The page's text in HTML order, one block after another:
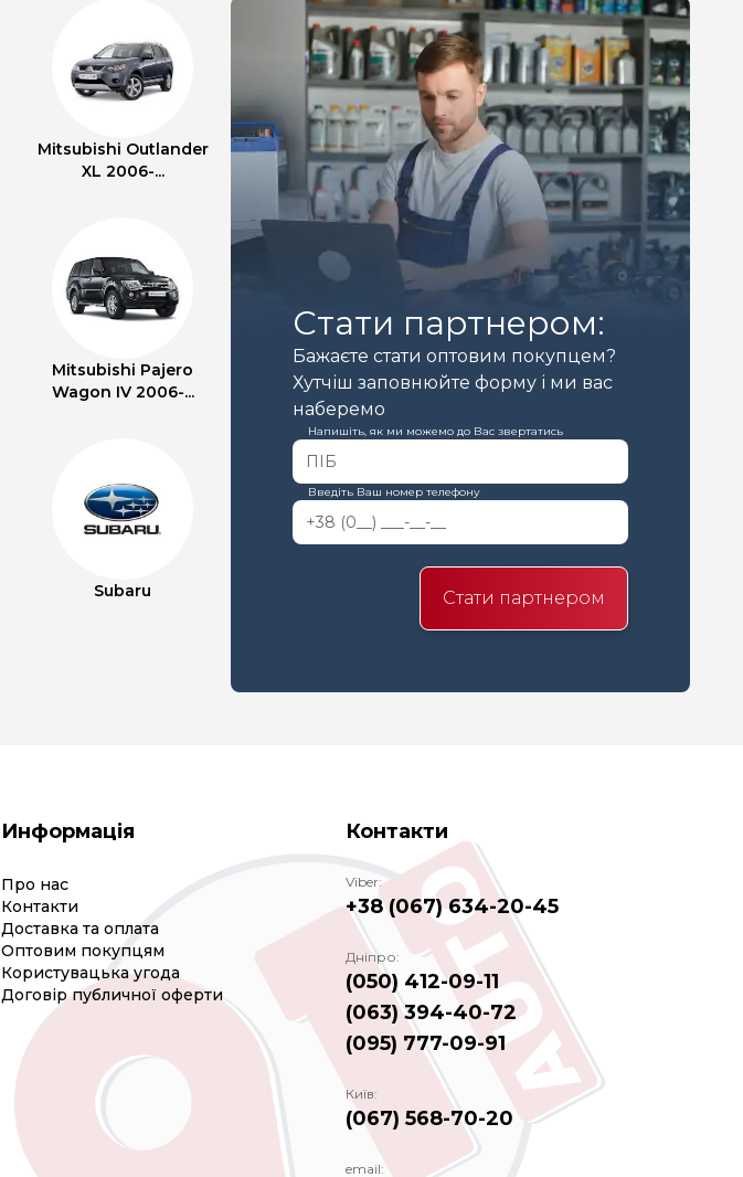
Mitsubishi Outlander
XL 2006-...
Mitsubishi Pajero
Wagon IV 2006-...
Subaru
Стати партнером:
Бажаєте стати оптовим покупцем?
Хутчіш заповнюйте форму і ми вас
наберемо
Напишіть, як ми можемо до Вас звертатись
Введіть Ваш номер телефону
Стати партнером
Информація
Про нас
Контакти
Доставка та оплата
Оптовим покупцям
Користувацька угода
Договір публичної оферти
Контакти
Viber:
+38 (067) 634-20-45
Дніпро:
(050) 412-09-11
(063) 394-40-72
(095) 777-09-91
Київ:
(067) 568-70-20
email: